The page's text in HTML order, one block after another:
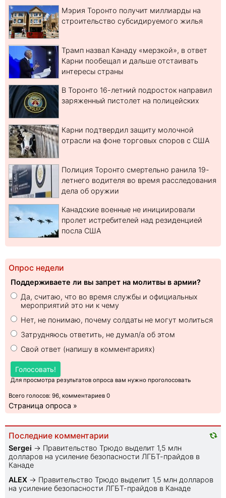
Мэрия Торонто получит миллиарды на
строительство субсидируемого жилья
Трамп назвал Канаду «мерзкой», в ответ
Карни пообещал и дальше отстаивать
интересы страны
В Торонто 16-летний подросток направил
заряженный пистолет на полицейских
Карни подтвердил защиту молочной
отрасли на фоне торговых споров с США
Полиция Торонто смертельно ранила 19-
летнего водителя во время расследования
дела об оружии
Канадские военные не инициировали
пролет истребителей над резиденцией
посла США
Опрос недели
Поддерживаете ли вы запрет на молитвы в армии?
Да, считаю, что во время службы и официальных
мероприятий это ни к чему
Нет, не понимаю, почему солдаты не могут молиться
Затрудняюсь ответить, не думал/а об этом
Свой ответ (напишу в комментариях)
Голосовать!
Для просмотра результатов опроса вам нужно проголосовать
Всего голосов: 96, комментариев 0
Страница опроса »
Последние комментарии
Sеrgei → Правительство Трюдо выделит 1,5 млн
долларов на усиление безопасности ЛГБТ-прайдов в
Канаде
ALEX → Правительство Трюдо выделит 1,5 млн долларов
на усиление безопасности ЛГБТ-прайдов в Канаде